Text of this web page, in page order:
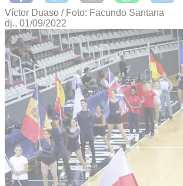
Víctor Duaso / Foto: Facundo Santana
dj., 01/09/2022